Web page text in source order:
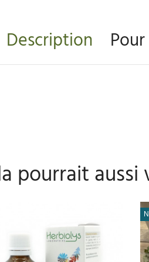
Description
pourrait aussi